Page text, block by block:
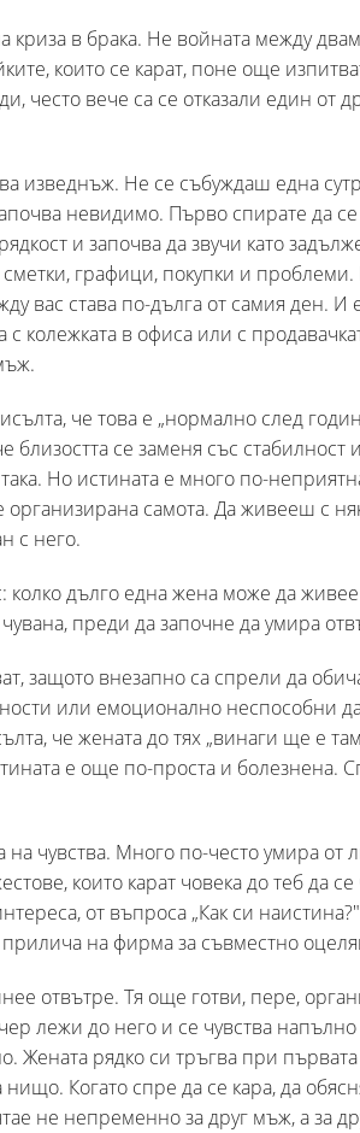
криза в брака. Не войната между
които се карат, поне още
често вече са се отказали един от
изведнъж. Не се събуждаш една
невидимо. Първо спирате да се
и започва да звучи като
графици, покупки и
вас става по-дълга от самия ден. И
колежката в офиса или с
че това е „нормално след
близостта се заменя със стабилност
Но истината е много по-
самота. Да живееш с
с него.
колко дълго една жена може да живее
преди да започне да умира
защото внезапно са спрели да
или емоционално неспособни да
че жената до тях „винаги ще е
е още по-проста и болезнена.
чувства. Много по-често умира от
които карат човека до теб да се
от въпроса „Как си
прилича на фирма за съвместно
отвътре. Тя още готви, пере,
лежи до него и се чувства
Жената рядко си тръгва при
нищо. Когато спре да се кара, да
не непременно за друг мъж, а за